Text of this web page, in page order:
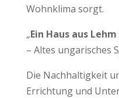
Wohnklima sorgt.
„Ein Haus aus
– Altes ungarisches
Die Nachhaltigkeit
Errichtung und